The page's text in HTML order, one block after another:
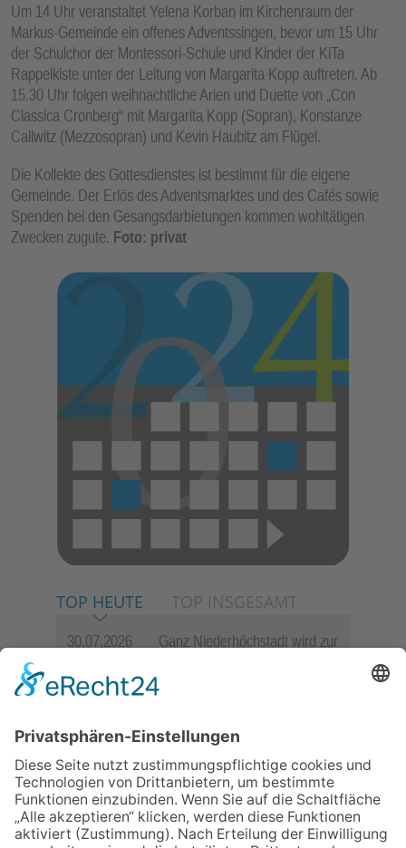
Um 14 Uhr veranstaltet Yelena Korban im Kirchenraum der
Markus-Gemeinde ein offenes Adventssingen, bevor um 15 Uhr
der Schulchor der Montessori-Schule und Kinder der KiTa
Rappelkiste unter der Leitung von Margarita Kopp auftreten. Ab
15.30 Uhr folgen weihnachtliche Arien und Duette von „Con
Classica Cronberg“ mit Margarita Kopp (Sopran), Konstanze
Callwitz (Mezzosopran) und Kevin Haubitz am Flügel.
Die Kollekte des Gottesdienstes ist bestimmt für die eigene
Gemeinde. Der Erlös des Adventsmarktes und des Cafés sowie
Spenden bei den Gesangsdarbietungen kommen wohltätigen
Zwecken zugute. Foto: privat
TOP HEUTE TOP INSGESAMT
30.07.2026
Ganz Niederhöchstadt wird zur
06.08.2026
Jugendchor Hochtaunus
Programm „Changes“
Sommerabend: Der Rettershof
lädt wieder zum Weinfest ein
06.08.2026
Hisamoto und Tölke begeistern
mit Werken von Walter